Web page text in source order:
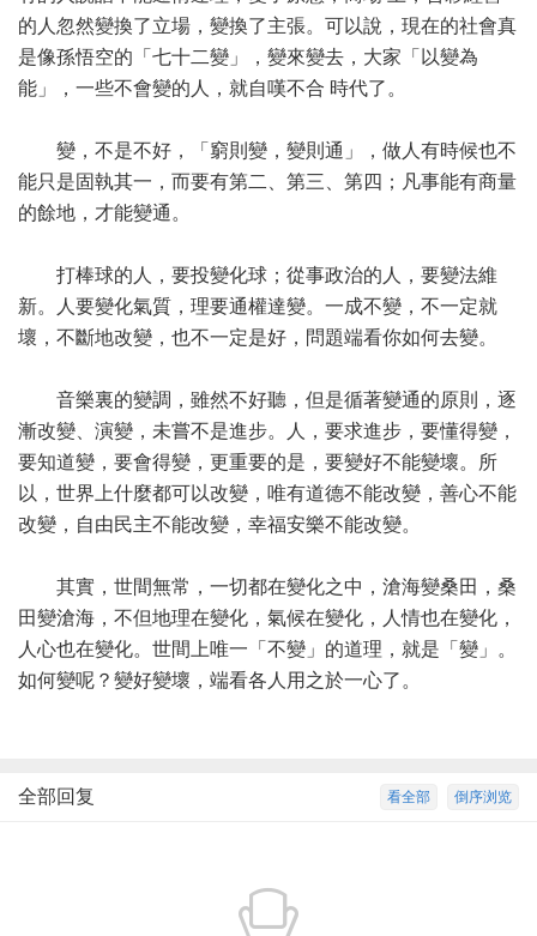
的人忽然變換了立場，變換了主張。可以說，現在的社會真
是像孫悟空的「七十二變」，變來變去，大家「以變為
能」，一些不會變的人，就自嘆不合 時代了。
變，不是不好，「窮則變，變則通」，做人有時候也不
能只是固執其一，而要有第二、第三、第四；凡事能有商量
的餘地，才能變通。
打棒球的人，要投變化球；從事政治的人，要變法維
新。人要變化氣質，理要通權達變。一成不變，不一定就
壞，不斷地改變，也不一定是好，問題端看你如何去變。
音樂裏的變調，雖然不好聽，但是循著變通的原則，逐
漸改變、演變，未嘗不是進步。人，要求進步，要懂得變，
要知道變，要會得變，更重要的是，要變好不能變壞。所
以，世界上什麼都可以改變，唯有道德不能改變，善心不能
改變，自由民主不能改變，幸福安樂不能改變。
其實，世間無常，一切都在變化之中，滄海變桑田，桑
田變滄海，不但地理在變化，氣候在變化，人情也在變化，
人心也在變化。世間上唯一「不變」的道理，就是「變」。
如何變呢？變好變壞，端看各人用之於一心了。
倒序浏览
看全部
全部回复